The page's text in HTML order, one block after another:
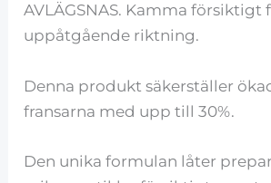
AVLÄGSNAS. Kamma försiktigt
uppåtgående riktning.
Denna produkt säkerställer
fransarna med upp till 30%.
Den unika formulan låter